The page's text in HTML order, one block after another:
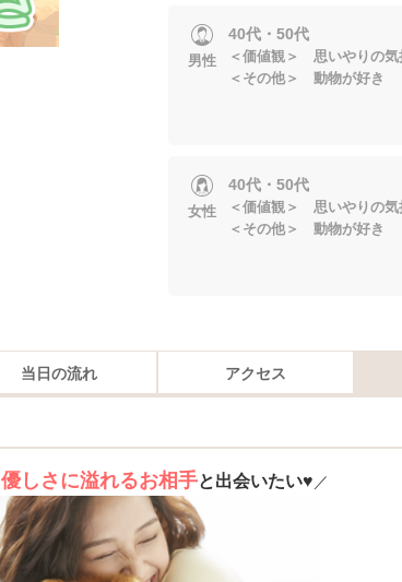
男性
40代・50代
＜価値観＞ 思いやりの気
＜その他＞ 動物が好き
女性
40代・50代
＜価値観＞ 思いやりの気
＜その他＞ 動物が好き
当日の流れ アクセス
優しさに溢れるお相手と出会いたい♥ ／